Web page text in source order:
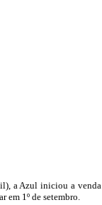
a Azul iniciou a venda
em 1º de setembro.